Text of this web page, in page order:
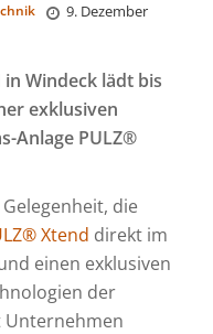
9. Dezember
Windeck lädt bis
exklusiven
Anlage PULZ®
die
Xtend direkt im
einen exklusiven
der
Unternehmen